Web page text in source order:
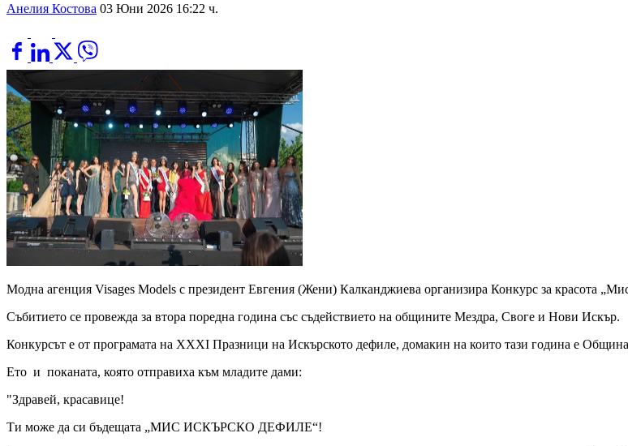
Анелия Костова 03 Юни 2026 16:22 ч.
Модна агенция Visages Models с президент Евгения (Жени) Калканджиева организира Конкурс за красота
Събитието се провежда за втора поредна година със съдействието на общините Мездра, Своге и Нови Искър.
Конкурсът е от програмата на XXXI Празници на Искърското дефиле, домакин на които тази година е
Ето и поканата, която отправиха към младите дами:
"Здравей, красавице!
Ти може да си бъдещата „МИС ИСКЪРСКО ДЕФИЛЕ“!